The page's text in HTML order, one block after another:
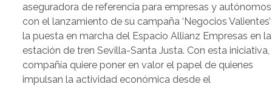
aseguradora de referencia para empresas y autónomos
con el lanzamiento de su campaña ‘Negocios
la puesta en marcha del Espacio Allianz Empresas en la
estación de tren Sevilla-Santa Justa. Con esta iniciativa,
compañía quiere poner en valor el papel de quienes
impulsan la actividad económica desde el